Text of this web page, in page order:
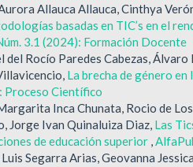
Allauca Allauca, Cinthya
basadas en TIC’s en el
3.1 (2024): Formación Docente
del Rocío Paredes Cabezas,
La brecha de género en
Proceso Científico
Inca Chunata, Rocio de
Jorge Ivan Quinaluiza Diaz, Las
de educación superior ,
Segarra Arias, Geovanna